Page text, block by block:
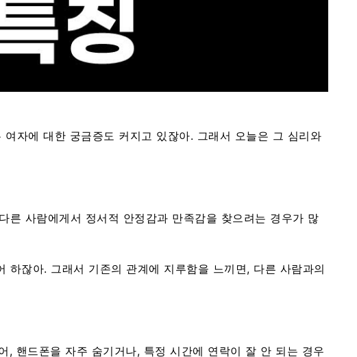
자에 대한 궁금증도 커지고 있잖아. 그래서 오늘은 그 심리와
사람에게서 정서적 안정감과 만족감을 찾으려는 경우가 많
잖아. 그래서 기존의 관계에 지루함을 느끼면, 다른 사람과의
핸드폰을 자주 숨기거나, 특정 시간에 연락이 잘 안 되는 경우